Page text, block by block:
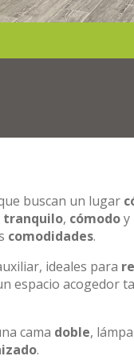
buscan un lugar
tranquilo, cómodoy
comodidades.
ideales para
espacio acogedor
cama doble,
.